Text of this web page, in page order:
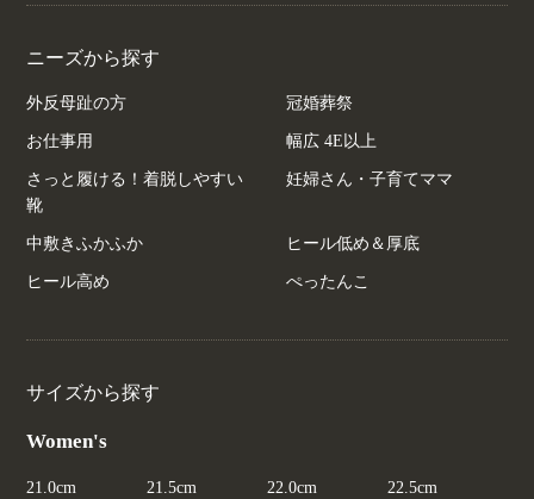
ニーズから探す
外反母趾の方 冠婚葬祭
お仕事用 幅広 4E以上
さっと履ける！着脱しやすい
靴
妊婦さん・子育てママ
中敷きふかふか ヒール低め＆厚底
ヒール高め ぺったんこ
サイズから探す
Women's
21.0cm 21.5cm 22.0cm 22.5cm